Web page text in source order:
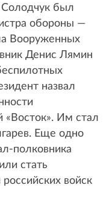
Солодчук был
обороны —
Вооруженных
Денис Лямин
назвал
«Восток». Им стал
Еще одно
полковника
стать
войск